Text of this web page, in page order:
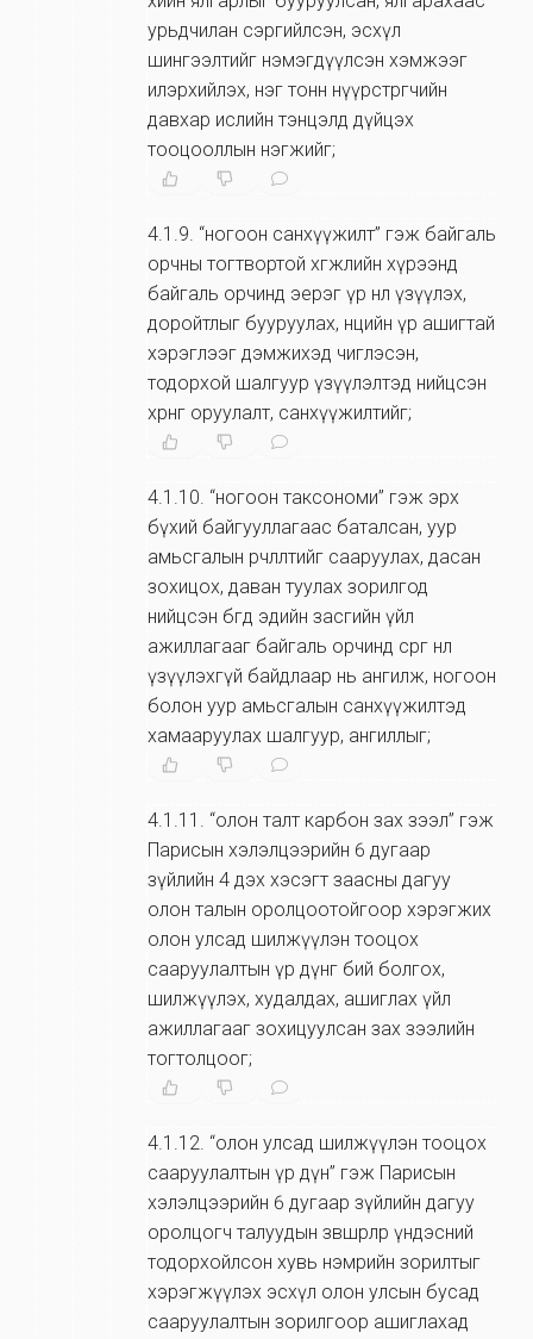
урьдчилан сэргийлсэн, эсхүл
шингээлтийг нэмэгдүүлсэн хэмжээг
илэрхийлэх, нэг тонн нүүрстөрөгчийн
давхар ислийн тэнцэлд дүйцэх
тооцооллын нэгжийг;
4.1.9. “ногоон санхүүжилт” гэж байгаль
орчны тогтвортой хөгжлийн хүрээнд
байгаль орчинд эерэг үр нөлөө үзүүлэх,
доройтлыг бууруулах, нөөцийн үр ашигтай
хэрэглээг дэмжихэд чиглэсэн,
тодорхой шалгуур үзүүлэлтэд нийцсэн
хөрөнгө оруулалт, санхүүжилтийг;
4.1.10. “ногоон таксономи” гэж эрх
бүхий байгууллагаас баталсан, уур
амьсгалын өөрчлөлтийг сааруулах, дасан
зохицох, даван туулах зорилгод
нийцсэн бөгөөд эдийн засгийн үйл
ажиллагааг байгаль орчинд сөрөг нөлөө
үзүүлэхгүй байдлаар нь ангилж, ногоон
болон уур амьсгалын санхүүжилтэд
хамааруулах шалгуур, ангиллыг;
4.1.11 . “олон талт карбон зах зээл” гэж
Парисын хэлэлцээрийн 6 дугаар
зүйлийн 4 дэх хэсэгт заасны дагуу
олон талын оролцоотойгоор хэрэгжих
олон улсад шилжүүлэн тооцох
сааруулалтын үр дүнг бий болгох,
шилжүүлэх, худалдах, ашиглах үйл
ажиллагааг зохицуулсан зах зээлийн
тогтолцоог;
4.1.12. “олон улсад шилжүүлэн тооцох
сааруулалтын үр дүн” гэж Парисын
хэлэлцээрийн 6 дугаар зүйлийн дагуу
оролцогч талуудын зөвшөөрлөөр үндэсний
тодорхойлсон хувь нэмрийн зорилтыг
хэрэгжүүлэх эсхүл олон улсын бусад
сааруулалтын зорилгоор ашиглахад